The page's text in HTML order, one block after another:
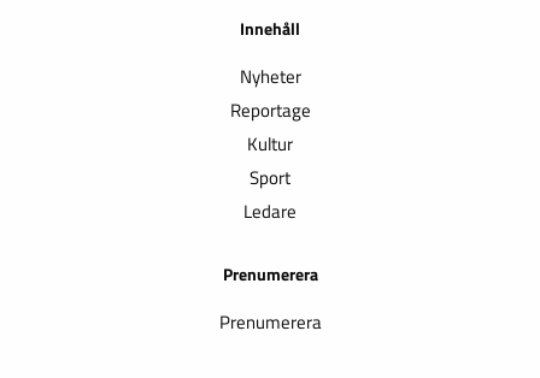
Innehåll
Nyheter
Reportage
Kultur
Sport
Ledare
Prenumerera
Prenumerera